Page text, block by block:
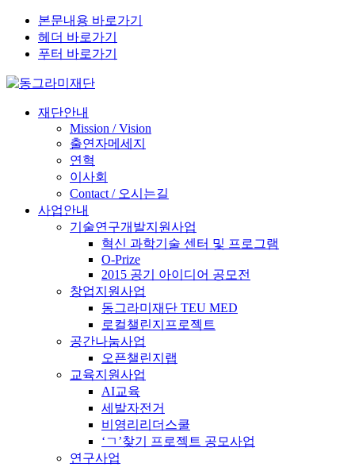
본문내용 바로가기
헤더 바로가기
푸터 바로가기
재단안내
Mission / Vision
출연자메세지
연혁
이사회
Contact / 오시는길
사업안내
기술연구개발지원사업
혁신 과학기술 센터 및 프로그램
O-Prize
2015 공기 아이디어 공모전
창업지원사업
동그라미재단 TEU MED
로컬챌린지프로젝트
공간나눔사업
오픈챌린지랩
교육지원사업
AI교육
세발자전거
비영리리더스쿨
‘ㄱ’찾기 프로젝트 공모사업
연구사업